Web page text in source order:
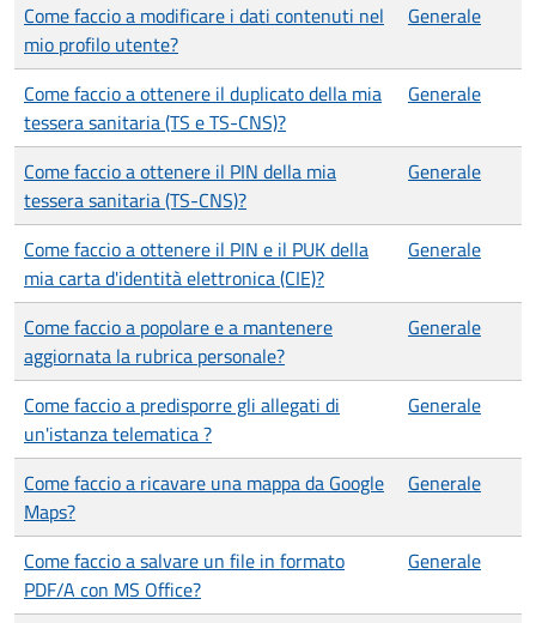
Come faccio a modificare i dati contenuti nel
mio profilo utente?
Generale
Come faccio a ottenere il duplicato della mia
tessera sanitaria (TS e TS-CNS)?
Generale
Come faccio a ottenere il PIN della mia
tessera sanitaria (TS-CNS)?
Generale
Come faccio a ottenere il PIN e il PUK della
mia carta d'identità elettronica (CIE)?
Generale
Come faccio a popolare e a mantenere
aggiornata la rubrica personale?
Generale
Come faccio a predisporre gli allegati di
un'istanza telematica ?
Generale
Come faccio a ricavare una mappa da Google
Maps?
Generale
Come faccio a salvare un file in formato
PDF/A con MS Office?
Generale